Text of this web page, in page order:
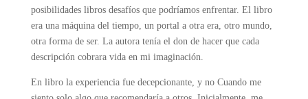
posibilidades libros desafíos que podríamos enfrentar. El libro
era una máquina del tiempo, un portal a otra era, otro mundo,
otra forma de ser. La autora tenía el don de hacer que cada
descripción cobrara vida en mi imaginación.
En libro la experiencia fue decepcionante, y no Cuando me